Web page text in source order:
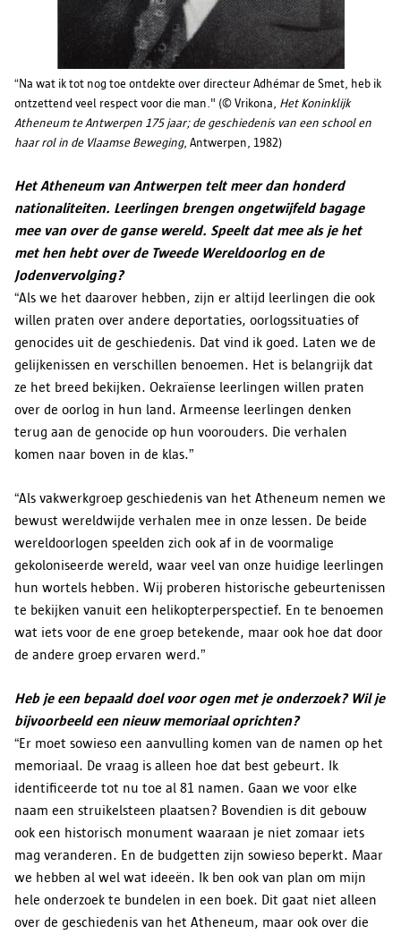
“Na wat ik tot nog toe ontdekte over directeur Adhémar de Smet, heb ik
ontzettend veel respect voor die man." (© Vrikona, Het Koninklijk
Atheneum te Antwerpen 175 jaar; de geschiedenis van een school en
haar rol in de Vlaamse Beweging, Antwerpen, 1982)
Het Atheneum van Antwerpen telt meer dan honderd
nationaliteiten. Leerlingen brengen ongetwijfeld bagage
mee van over de ganse wereld. Speelt dat mee als je het
met hen hebt over de Tweede Wereldoorlog en de
Jodenvervolging?
“Als we het daarover hebben, zijn er altijd leerlingen die ook
willen praten over andere deportaties, oorlogssituaties of
genocides uit de geschiedenis. Dat vind ik goed. Laten we de
gelijkenissen en verschillen benoemen. Het is belangrijk dat
ze het breed bekijken. Oekraïense leerlingen willen praten
over de oorlog in hun land. Armeense leerlingen denken
terug aan de genocide op hun voorouders. Die verhalen
komen naar boven in de klas.”
“Als vakwerkgroep geschiedenis van het Atheneum nemen we
bewust wereldwijde verhalen mee in onze lessen. De beide
wereldoorlogen speelden zich ook af in de voormalige
gekoloniseerde wereld, waar veel van onze huidige leerlingen
hun wortels hebben. Wij proberen historische gebeurtenissen
te bekijken vanuit een helikopterperspectief. En te benoemen
wat iets voor de ene groep betekende, maar ook hoe dat door
de andere groep ervaren werd.”
Heb je een bepaald doel voor ogen met je onderzoek? Wil je
bijvoorbeeld een nieuw memoriaal oprichten?
“Er moet sowieso een aanvulling komen van de namen op het
memoriaal. De vraag is alleen hoe dat best gebeurt. Ik
identificeerde tot nu toe al 81 namen. Gaan we voor elke
naam een struikelsteen plaatsen? Bovendien is dit gebouw
ook een historisch monument waaraan je niet zomaar iets
mag veranderen. En de budgetten zijn sowieso beperkt. Maar
we hebben al wel wat ideeën. Ik ben ook van plan om mijn
hele onderzoek te bundelen in een boek. Dit gaat niet alleen
over de geschiedenis van het Atheneum, maar ook over die